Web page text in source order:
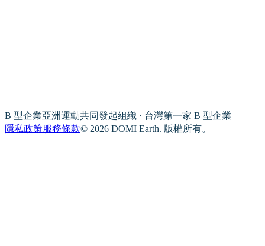
B 型企業亞洲運動共同發起組織 · 台灣第一家 B 型企業
隱私政策服務條款© 2026 DOMI Earth. 版權所有。